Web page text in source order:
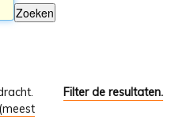
Filter de resultaten.